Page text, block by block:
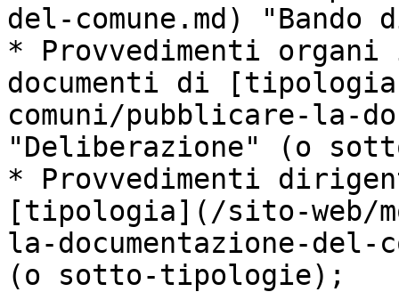
del-comune.md) "Bando
* Provvedimenti
documenti di
comuni/pubblicare-la-
"Deliberazione" (o
* Provvedimenti
[tipologia](/sito-web/
la-documentazione-del-
(o sotto-tipologie);